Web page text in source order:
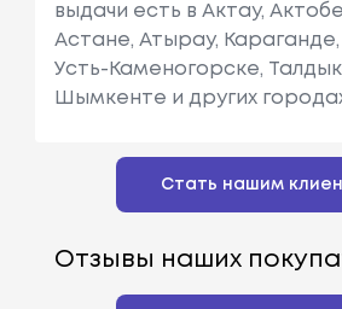
выдачи есть в Актау,
Астане, Атырау, Караганде,
Усть-Каменогорске,
Шымкенте и других
Стать нашим
Отзывы наших